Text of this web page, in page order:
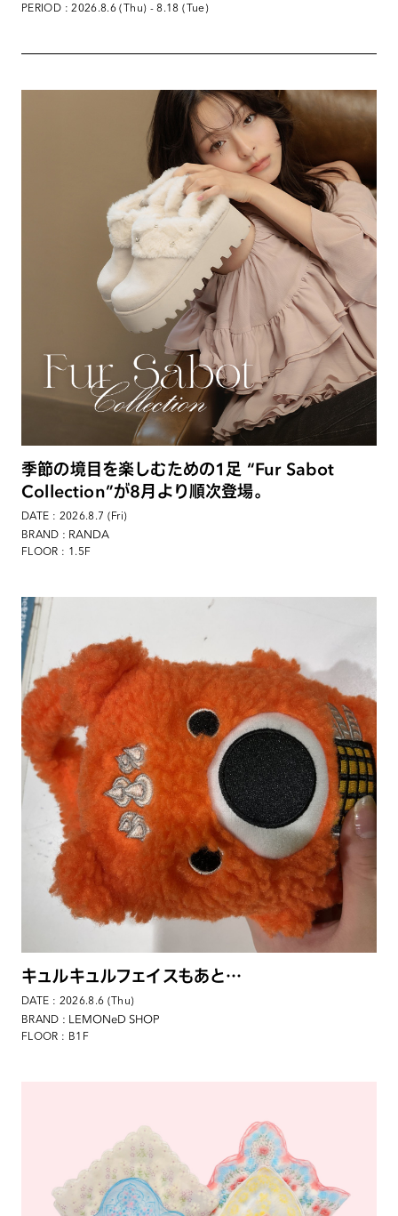
PERIOD : 2026.8.6 (Thu) - 8.18 (Tue)
季節の境目を楽しむための1足 “Fur Sabot
Collection”が8月より順次登場。
DATE : 2026.8.7 (Fri)
BRAND : RANDA
FLOOR : 1.5F
キュルキュルフェイスもあと…
DATE : 2026.8.6 (Thu)
BRAND : LEMONeD SHOP
FLOOR : B1F